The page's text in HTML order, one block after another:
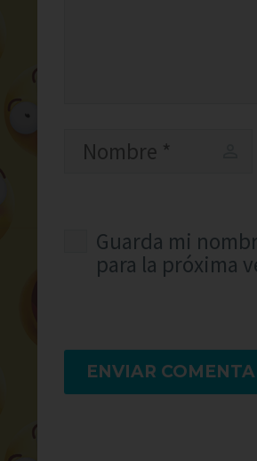
Guarda mi
para la próxima
ENVIAR